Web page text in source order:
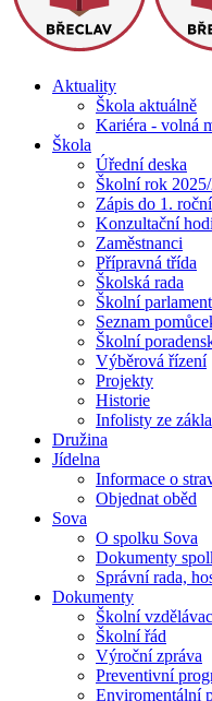
Aktuality
Škola aktuálně
Kariéra - volná
Škola
Úřední deska
Školní rok
Zápis do 1.
Konzultační
Zaměstnanci
Přípravná třída
Školská rada
Školní parlament
Seznam
Školní
Výběrová řízení
Projekty
Historie
Infolisty ze
Družina
Jídelna
Informace o
Objednat oběd
Sova
O spolku Sova
Dokumenty
Správní rada,
Dokumenty
Školní
Školní řád
Výroční zpráva
Preventivní
Enviromentální